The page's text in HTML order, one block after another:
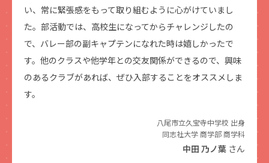
い、常に緊張感をもって取り組むように心がけていまし
た。部活動では、高校生になってからチャレンジしたの
で、バレー部の副キャプテンになれた時は嬉しかったで
す。他のクラスや他学年との交友関係ができるので、興味
のあるクラブがあれば、ぜひ入部することをオススメしま
す。
八尾市立久宝寺中学校 出身
同志社大学 商学部 商学科
中田 乃ノ葉 さん